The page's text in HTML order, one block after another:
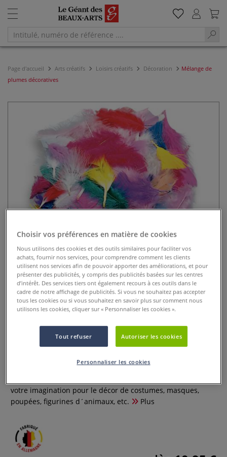
Page d'accueil Arts créatifs Loisirs créatifs Décoration
Mélange de
plumes décoratives
Mélange de plumes décoratives
0 Commentaires
Un autre produit "singulier” qui enrichit notablement notre
votre imagination pour le décor de costumes, masques,
poupées, figurines d´animaux, etc.
Plus
Choisir vos préférences en matière de cookies
Nous utilisons des cookies et des outils similaires pour faciliter vos
achats, fournir nos services, pour comprendre comment les clients
utilisent nos services afin de pouvoir apporter des améliorations, et pour
présenter des publicités, y compris des publicités basées sur les centres
d’intérêt. Des services tiers ont également recours à ces outils dans le
cadre de notre affichage de publicités. Si vous ne souhaitez pas accepter
tous les cookies ou si vous souhaitez en savoir plus sur comment nous
utilisons les cookies, cliquer sur « Personnaliser les cookies ».
Tout refuser Autoriser les cookies
Personnaliser les cookies